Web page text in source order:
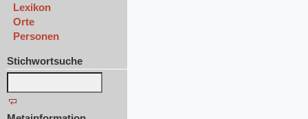
Lexikon
Orte
Personen
Stichwortsuche